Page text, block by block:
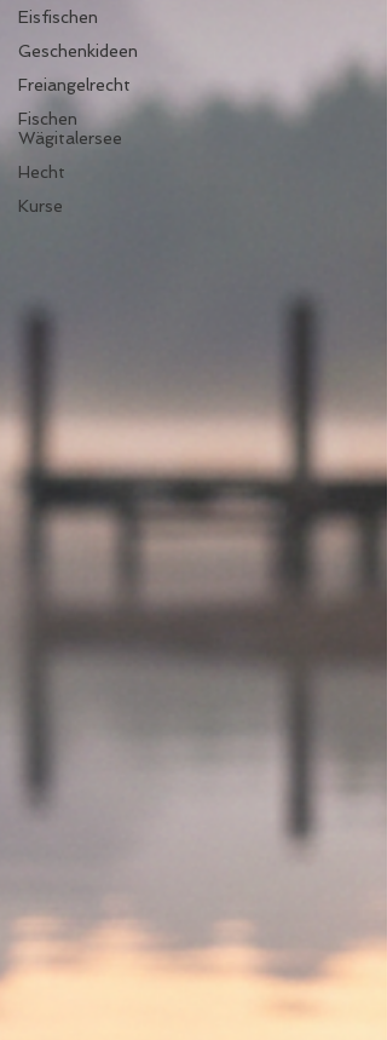
Eisfischen
Geschenkideen
Freiangelrecht
Fischen
Wägitalersee
Hecht
Kurse